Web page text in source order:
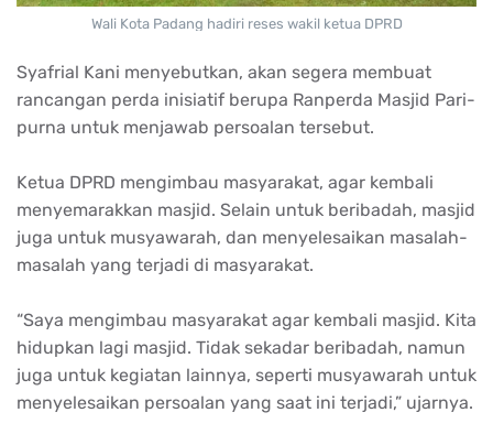
Wali Kota Padang hadiri reses wakil ketua DPRD
Syafrial Kani menyebutkan, akan segera membuat
rancangan perda inisiatif berupa Ranperda Masjid Pari­
purna untuk menjawab persoalan tersebut.
Ketua DPRD mengimbau masyarakat, agar kembali
menyemarakkan masjid. Selain untuk beribadah, masjid
juga untuk musyawarah, dan menyelesaikan masalah-
masalah yang terjadi di masyarakat.
“Saya mengimbau masyarakat agar kembali masjid. Kita
hidupkan lagi masjid. Tidak sekadar beribadah, namun
juga untuk kegiatan lainnya, seperti musyawarah untuk
menyelesaikan persoalan yang saat ini terjadi,” ujarnya.